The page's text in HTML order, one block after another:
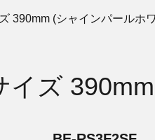
390mm (シャインパールホ
ズ